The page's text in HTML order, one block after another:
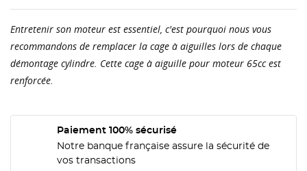
Entretenir son moteur est essentiel, c'est pourquoi nous vous
recommandons de remplacer la cage à aiguilles lors de chaque
démontage cylindre. Cette cage à aiguille pour moteur 65cc est
renforcée.
Paiement 100% sécurisé
Notre banque française assure la sécurité de
vos transactions